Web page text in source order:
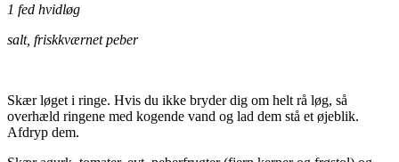
1 fed hvidløg
salt, friskkværnet peber
Skær løget i ringe. Hvis du ikke bryder dig om helt rå løg, så
overhæld ringene med kogende vand og lad dem stå et øjeblik.
Afdryp dem.